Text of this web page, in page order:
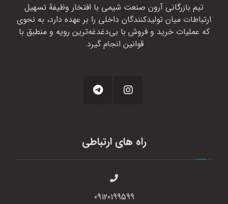
تیم بازرگانی آرون صنعت شیمی با افتخار وظیفهٔ تسهیل
ارتباطات میان تولیدکنندگان داخلی را بر عهده دارد، به نحوی
که عملیات خرید و فروش با بی‌دغدغه‌ترین رویه و منطبق با
قوانین انجام گیرد.
راه های ارتباطی
09120199599